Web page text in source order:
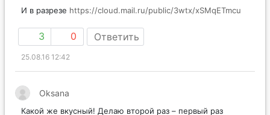
И в разрезе https://cloud.mail.ru/public/3wtx/xSMqETmcu
3 0 Ответить
25.08.16 12:42
Oksana
Какой же вкусный! Делаю второй раз – первый раз